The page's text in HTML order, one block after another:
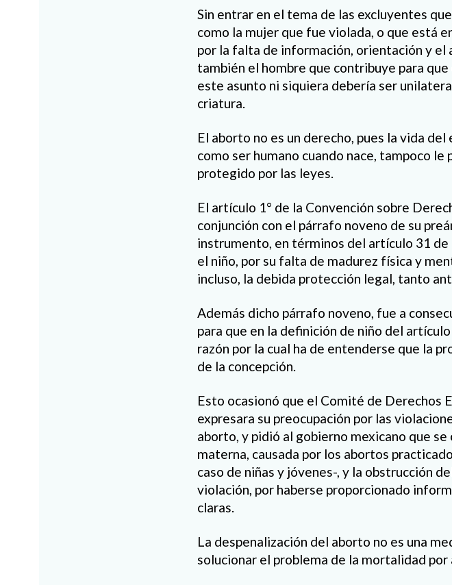
Sin entrar en el tema de las excluyentes
como la mujer que fue violada, o que está
por la falta de información, orientación y el
también el hombre que contribuye para
este asunto ni siquiera debería ser
criatura.
El aborto no es un derecho, pues la vida
como ser humano cuando nace, tampoco
protegido por las leyes.
El artículo 1° de la Convención sobre
conjunción con el párrafo noveno de su
instrumento, en términos del artículo 31
el niño, por su falta de madurez física y
incluso, la debida protección legal, tanto
Además dicho párrafo noveno, fue a
para que en la definición de niño del
razón por la cual ha de entenderse que la
de la concepción.
Esto ocasionó que el Comité de Derechos
expresara su preocupación por las
aborto, y pidió al gobierno mexicano que
materna, causada por los abortos
caso de niñas y jóvenes-, y la obstrucción
violación, por haberse proporcionado
claras.
La despenalización del aborto no es una
solucionar el problema de la mortalidad